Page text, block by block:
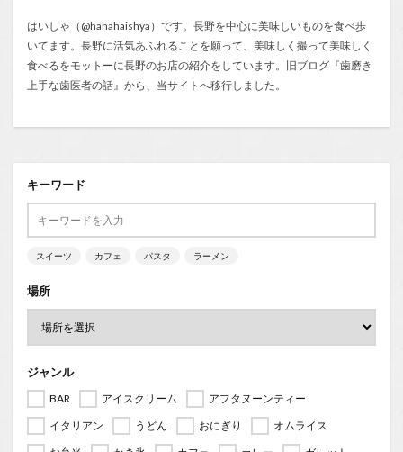
はいしゃ（@hahahaishya）です。長野を中心に美味しいものを食べ歩
いてます。長野に活気あふれることを願って、美味しく撮って美味しく
食べるをモットーに長野のお店の紹介をしています。旧ブログ『歯磨き
上手な歯医者の話 』から、当サイトへ移行しました。
キーワード
スイーツ カフェ パスタ ラーメン
場所
ジャンル
BAR アイスクリーム
アフタヌーンティー
イタリアン
うどん おにぎり
オムライス